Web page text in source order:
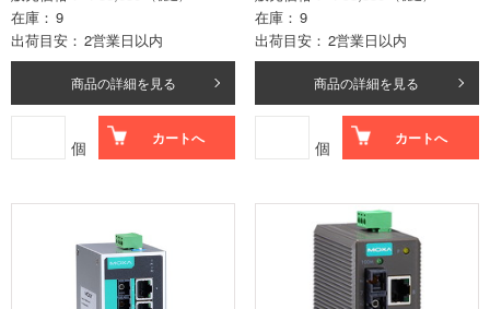
在庫
9
出荷目安
2営業日以内
商品の詳細を見る
個 カートへ
在庫
9
出荷目安
2営業日以内
商品の詳細を見る
個 カートへ